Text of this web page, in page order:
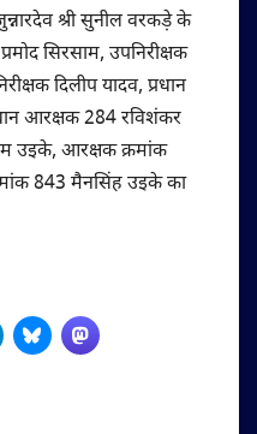
श्री सुनील वरकड़े के
प्रमोद सिरसाम, उपनिरीक्षक
दिलीप यादव, प्रधान
आरक्षक 284 रविशंकर
उइके, आरक्षक क्रमांक
843 मैनसिंह उइके का